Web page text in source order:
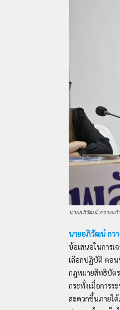
นายอภิวัฒน์ กวางแก้
นายอภิวัฒน์ กวา
ข้อเสนอในการ
เลือกปฏิบัติ ตอน
กฎหมายสิทธิบัต
กระทั่งเมื่อการร
สะดวกขึ้นภายใ